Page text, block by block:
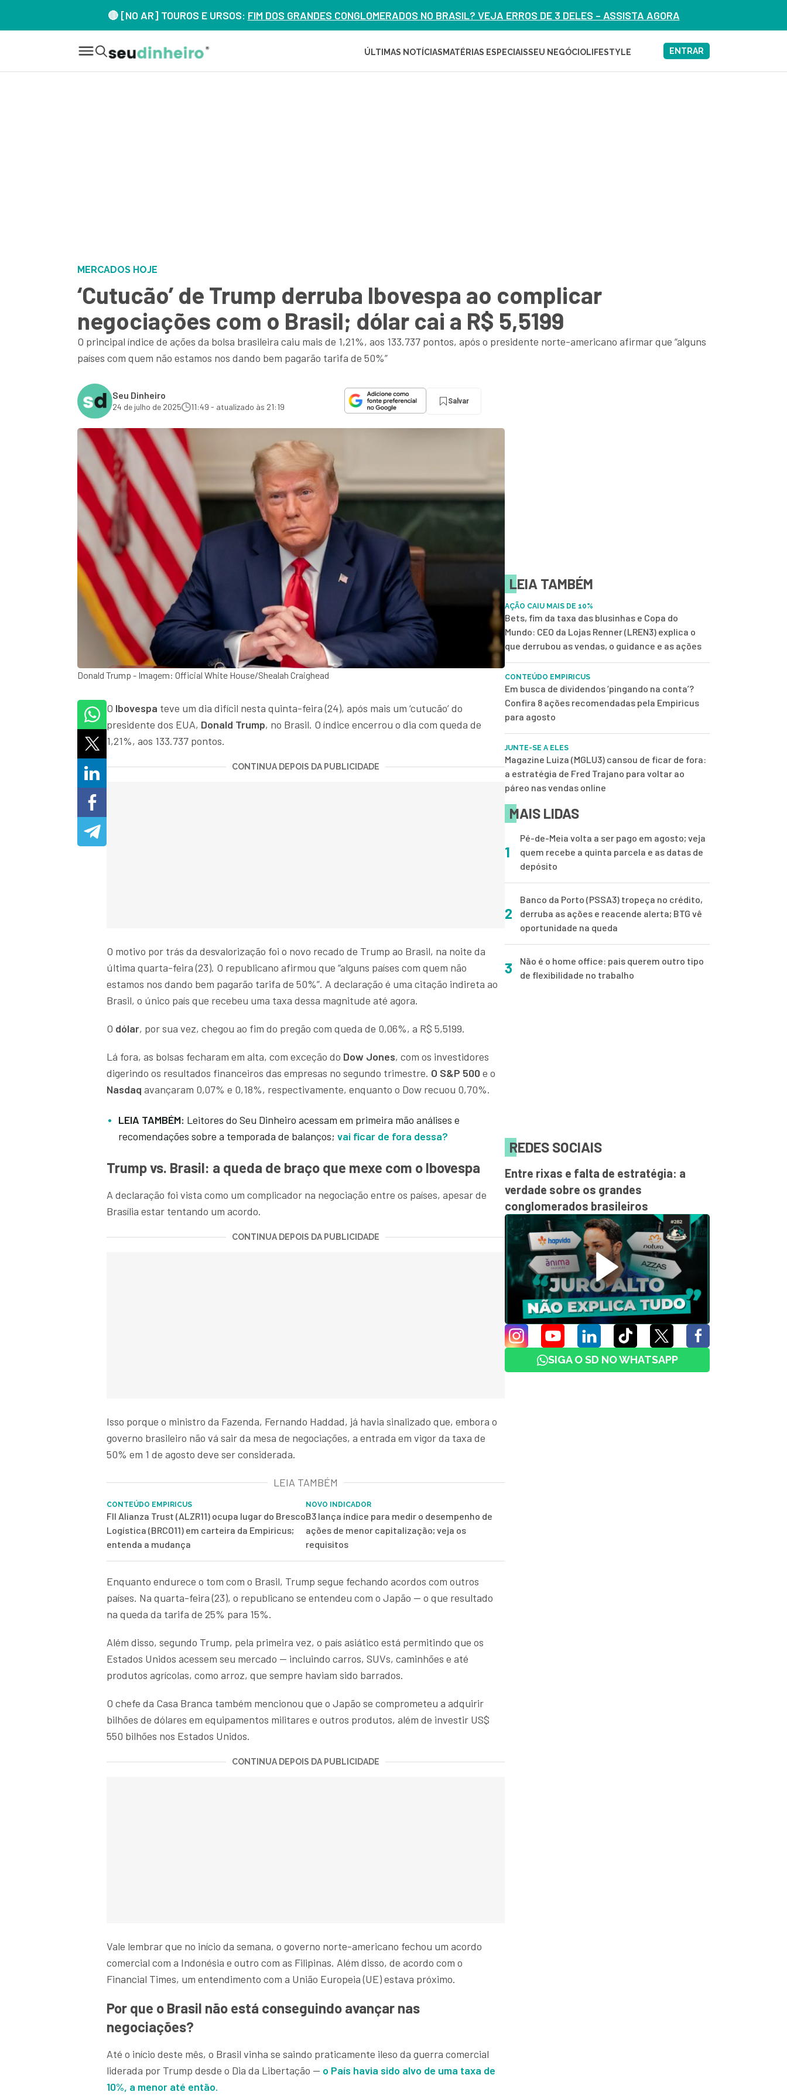
🔴 [NO AR] TOUROS E URSOS: FIM DOS GRANDES CONGLOMERADOS NO BRASIL? VEJA ERROS DE 3 DELES – ASSISTA AGORA
ÚLTIMAS NOTÍCIAS MATÉRIAS ESPECIAISSEU NEGÓCIOLIFESTYLE ENTRAR
MERCADOS HOJE
‘Cutucão’ de Trump derruba Ibovespa ao complicar
negociações com o Brasil; dólar cai a R$ 5,5199
O principal índice de ações da bolsa brasileira caiu mais de 1,21%, aos 133.737 pontos, após o presidente norte-americano afirmar que “alguns
países com quem não estamos nos dando bem pagarão tarifa de 50%”
Seu Dinheiro
24 de julho de 2025 11:49 - atualizado às 21:19
Salvar
Donald Trump - Imagem: Official White House/Shealah Craighead
O Ibovespa teve um dia difícil nesta quinta-feira (24), após mais um ‘cutucão’ do
presidente dos EUA, Donald Trump, no Brasil. O índice encerrou o dia com queda de
1,21%, aos 133.737 pontos.
CONTINUA DEPOIS DA PUBLICIDADE
O motivo por trás da desvalorização foi o novo recado de Trump ao Brasil, na noite da
última quarta-feira (23). O republicano afirmou que “alguns países com quem não
estamos nos dando bem pagarão tarifa de 50%”. A declaração é uma citação indireta ao
Brasil, o único país que recebeu uma taxa dessa magnitude até agora.
O dólar, por sua vez, chegou ao fim do pregão com queda de 0,06%, a R$ 5,5199.
Lá fora, as bolsas fecharam em alta, com exceção do Dow Jones, com os investidores
digerindo os resultados financeiros das empresas no segundo trimestre. O S&P 500 e o
Nasdaq avançaram 0,07% e 0,18%, respectivamente, enquanto o Dow recuou 0,70%.
LEIA TAMBÉM: Leitores do Seu Dinheiro acessam em primeira mão análises e
recomendações sobre a temporada de balanços; vai ficar de fora dessa?
Trump vs. Brasil: a queda de braço que mexe com o Ibovespa
A declaração foi vista como um complicador na negociação entre os países, apesar de
Brasília estar tentando um acordo.
CONTINUA DEPOIS DA PUBLICIDADE
Isso porque o ministro da Fazenda, Fernando Haddad, já havia sinalizado que, embora o
governo brasileiro não vá sair da mesa de negociações, a entrada em vigor da taxa de
50% em 1 de agosto deve ser considerada.
LEIA TAMBÉM
CONTEÚDO EMPIRICUS
FII Alianza Trust (ALZR11) ocupa lugar do Bresco
Logística (BRCO11) em carteira da Empiricus;
entenda a mudança
NOVO INDICADOR
B3 lança índice para medir o desempenho de
ações de menor capitalização; veja os
requisitos
Enquanto endurece o tom com o Brasil, Trump segue fechando acordos com outros
países. Na quarta-feira (23), o republicano se entendeu com o Japão — o que resultado
na queda da tarifa de 25% para 15%.
Além disso, segundo Trump, pela primeira vez, o país asiático está permitindo que os
Estados Unidos acessem seu mercado — incluindo carros, SUVs, caminhões e até
produtos agrícolas, como arroz, que sempre haviam sido barrados.
O chefe da Casa Branca também mencionou que o Japão se comprometeu a adquirir
bilhões de dólares em equipamentos militares e outros produtos, além de investir US$
550 bilhões nos Estados Unidos.
CONTINUA DEPOIS DA PUBLICIDADE
Vale lembrar que no início da semana, o governo norte-americano fechou um acordo
comercial com a Indonésia e outro com as Filipinas. Além disso, de acordo com o
Financial Times, um entendimento com a União Europeia (UE) estava próximo.
Por que o Brasil não está conseguindo avançar nas
negociações?
Até o início deste mês, o Brasil vinha se saindo praticamente ileso da guerra comercial
liderada por Trump desde o Dia da Libertação — o País havia sido alvo de uma taxa de
10%, a menor até então.
LEIA TAMBÉM
AÇÃO CAIU MAIS DE 10%
Bets, fim da taxa das blusinhas e Copa do
Mundo: CEO da Lojas Renner (LREN3) explica o
que derrubou as vendas, o guidance e as ações
CONTEÚDO EMPIRICUS
Em busca de dividendos ‘pingando na conta’?
Confira 8 ações recomendadas pela Empiricus
para agosto
JUNTE-SE A ELES
Magazine Luiza (MGLU3) cansou de ficar de fora:
a estratégia de Fred Trajano para voltar ao
páreo nas vendas online
MAIS LIDAS
1
Pé-de-Meia volta a ser pago em agosto; veja
quem recebe a quinta parcela e as datas de
depósito
2
Banco da Porto (PSSA3) tropeça no crédito,
derruba as ações e reacende alerta; BTG vê
oportunidade na queda
3
Não é o home office: pais querem outro tipo
de flexibilidade no trabalho
REDES SOCIAIS
Entre rixas e falta de estratégia: a
verdade sobre os grandes
conglomerados brasileiros
SIGA O SD NO WHATSAPP